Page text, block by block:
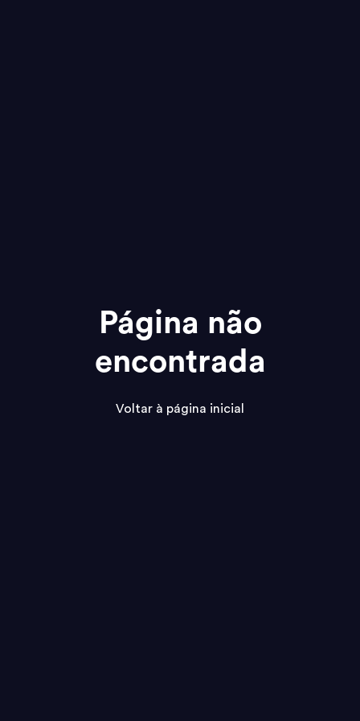
Página não
encontrada
Voltar à página inicial